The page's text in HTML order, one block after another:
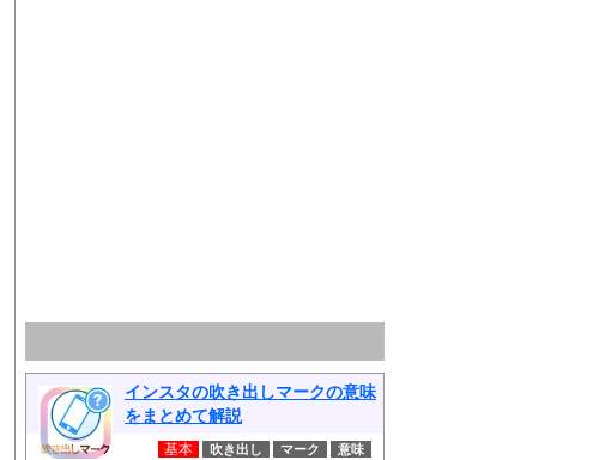
インスタの吹き出しマークの意味
をまとめて解説
基本 吹き出し マーク
意味